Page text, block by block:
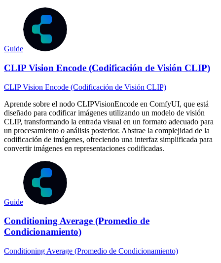
Guide
CLIP Vision Encode (Codificación de Visión CLIP)
CLIP Vision Encode (Codificación de Visión CLIP)
Aprende sobre el nodo CLIPVisionEncode en ComfyUI, que está
diseñado para codificar imágenes utilizando un modelo de visión
CLIP, transformando la entrada visual en un formato adecuado para
un procesamiento o análisis posterior. Abstrae la complejidad de la
codificación de imágenes, ofreciendo una interfaz simplificada para
convertir imágenes en representaciones codificadas.
Guide
Conditioning Average (Promedio de
Condicionamiento)
Conditioning Average (Promedio de Condicionamiento)